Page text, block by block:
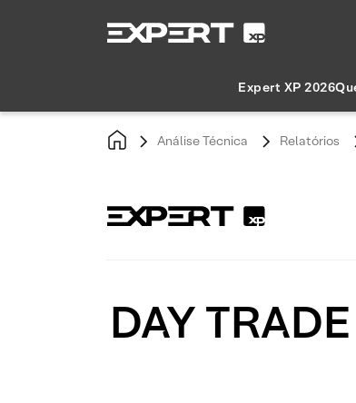
Expert XP 2026
Análise Técnica Relatórios
DAY